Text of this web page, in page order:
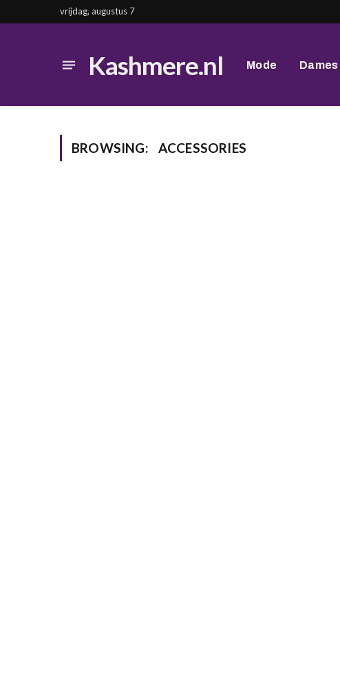
vrijdag, augustus 7
Kashmere.nl Mode Dames
BROWSING: ACCESSORIES